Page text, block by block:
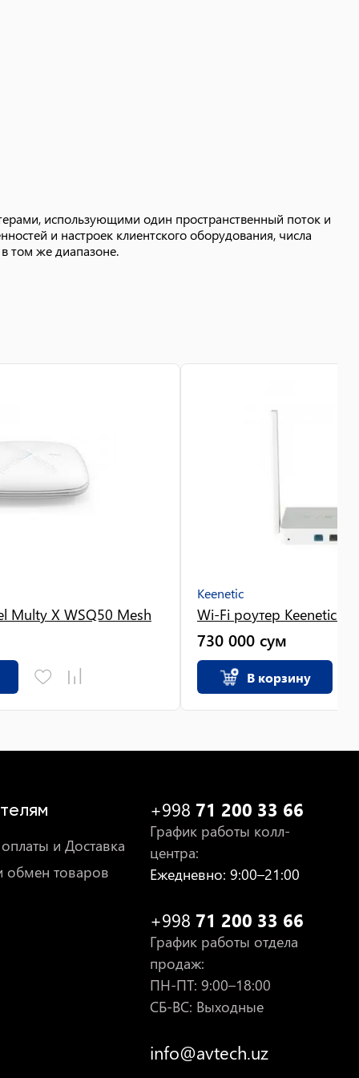
использующими один пространственный поток
и настроек клиентского оборудования, числа
том же диапазоне.
использующими один пространственный поток и
и настроек клиентского оборудования, числа
том же диапазоне.
Multy X WSQ50 Mesh
Keenetic
Wi-Fi роутер Keenetic Air
730 000 сум
В корзину
и Доставка
обмен товаров
+998 71 200 33 66
График работы колл-
центра:
Ежедневно: 9:00–21:00
+998 71 200 33 66
График работы отдела
продаж:
ПН-ПТ: 9:00–18:00
СБ-ВС: Выходные
info@avtech.uz